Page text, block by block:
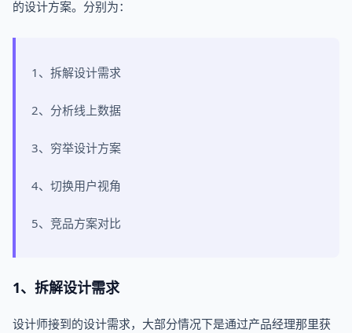
的设计方案。分别为：
1、拆解设计需求
2、分析线上数据
3、穷举设计方案
4、切换用户视角
5、竞品方案对比
1、拆解设计需求
设计师接到的设计需求，大部分情况下是通过产品经理那里获